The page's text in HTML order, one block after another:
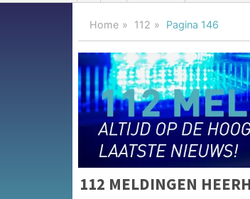
Home 112 Pagina 146
112 MELDINGEN